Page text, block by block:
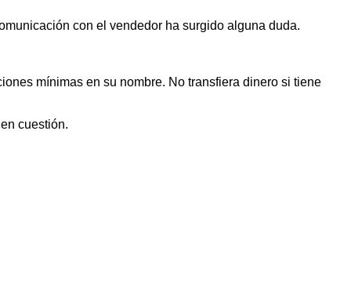
con el vendedor ha surgido alguna duda.
mínimas en su nombre. No transfiera dinero si tiene
cuestión.